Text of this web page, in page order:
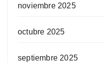
noviembre 2025
octubre 2025
septiembre 2025